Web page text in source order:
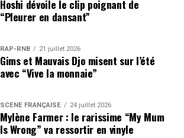
Hoshi dévoile le clip poignant de
“Pleurer en dansant”
RAP-RNB 21 juillet 2026
Gims et Mauvais Djo misent sur l’été
avec “Vive la monnaie”
SCÈNE FRANÇAISE 24 juillet 2026
Mylène Farmer : le rarissime “My Mum
Is Wrong” va ressortir en vinyle